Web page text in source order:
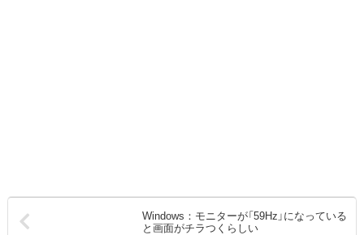
Windows：モニターが「59Hz」になっている
と画面がチラつくらしい